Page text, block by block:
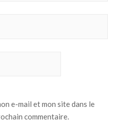
e-mail et mon site dans le
commentaire.